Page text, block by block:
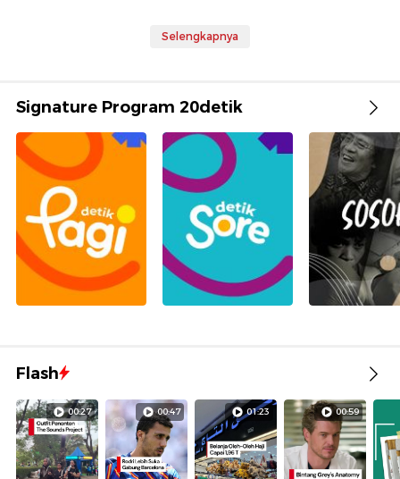
Selengkapnya
Signature Program 20detik
Flash
00:27 00:47 01:23 00:59